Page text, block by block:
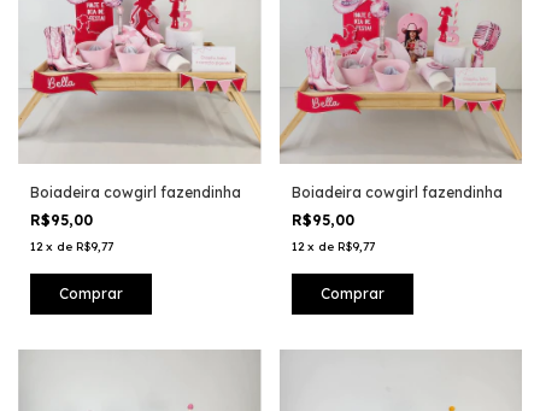
Boiadeira cowgirl fazendinha
R$95,00
12 x de R$9,77
Boiadeira cowgirl fazendinha
R$95,00
12 x de R$9,77